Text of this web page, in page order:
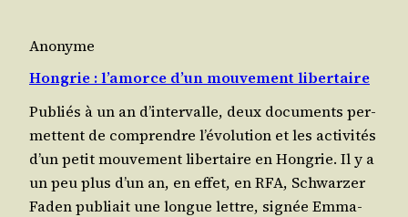
Anonyme
Hongrie : l’amorce d’un mouvement libertaire
Publiés à un an d’in­ter­valle, deux docu­ments per­
mettent de com­prendre l’é­vo­lu­tion et les acti­vi­tés
d’un petit mou­ve­ment liber­taire en Hongrie. Il y a
un peu plus d’un an, en effet, en RFA, Schwar­zer
Faden publiait une longue lettre, signée Emma­